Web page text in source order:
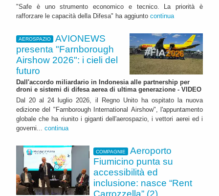
"Safe è uno strumento economico e tecnico. La priorità è
rafforzare le capacità della Difesa" ha aggiunto continua
AEROSPAZIO
AVIONEWS
presenta "Farnborough
Airshow 2026": i cieli del
futuro
Dall'accordo miliardario in Indonesia alle partnership per
droni e sistemi di difesa aerea di ultima generazione - VIDEO
Dal 20 al 24 luglio 2026, il Regno Unito ha ospitato la nuova
edizione del "Farnborough International Airshow", l'appuntamento
globale che ha riunito i giganti dell'aerospazio, i vettori aerei ed i
governi... continua
COMPAGNIE
Aeroporto
Fiumicino punta su
accessibilità ed
inclusione: nasce “Rent
Carrozzella” (2)